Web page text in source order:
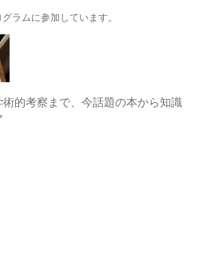
ラムに参加しています。
的考察まで、今話題の本から知識